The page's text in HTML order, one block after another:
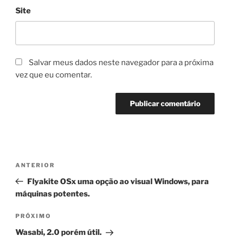
Site
Salvar meus dados neste navegador para a próxima
vez que eu comentar.
Post
Post
anterior
ANTERIOR
Flyakite OSx uma opção ao visual Windows, para
máquinas potentes.
Próximo
post
PRÓXIMO
Wasabi, 2.0 porém útil.